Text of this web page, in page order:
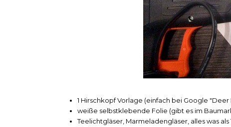
1 Hirschkopf Vorlage (einfach bei Google
weiße selbstklebende Folie (gibt es im
Teelichtgläser, Marmeladengläser, alles was